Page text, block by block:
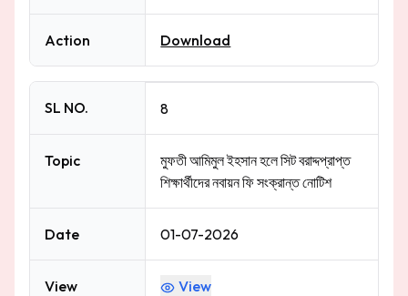
Action Download
SL NO. 8
Topic
মুফতী আমিমুল ইহসান হলে সিট বরাদ্দপ্রাপ্ত
শিক্ষার্থীদের নবায়ন ফি সংক্রান্ত নোটিশ
Date 01-07-2026
View View